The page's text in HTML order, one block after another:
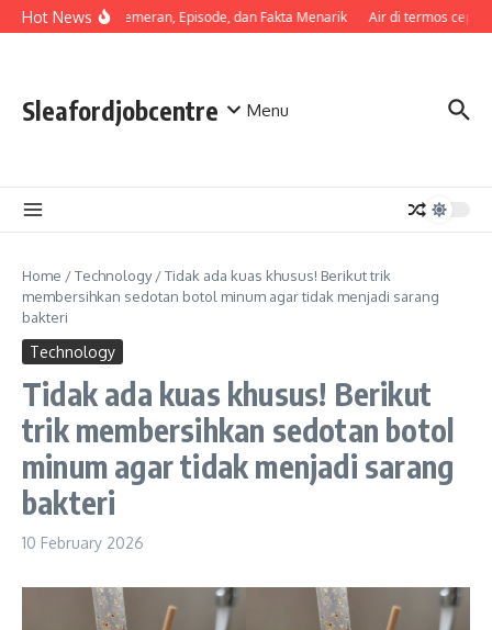
Skip to content
Hot News
Sinopsis, Pemeran, Episode, dan Fakta Menarik Air di termos cepat
Sleafordjobcentre Menu
Home /Technology/Tidak ada kuas khusus! Berikut trik
membersihkan sedotan botol minum agar tidak menjadi sarang
bakteri
Technology
Tidak ada kuas khusus! Berikut
trik membersihkan sedotan botol
minum agar tidak menjadi sarang
bakteri
10 February 2026